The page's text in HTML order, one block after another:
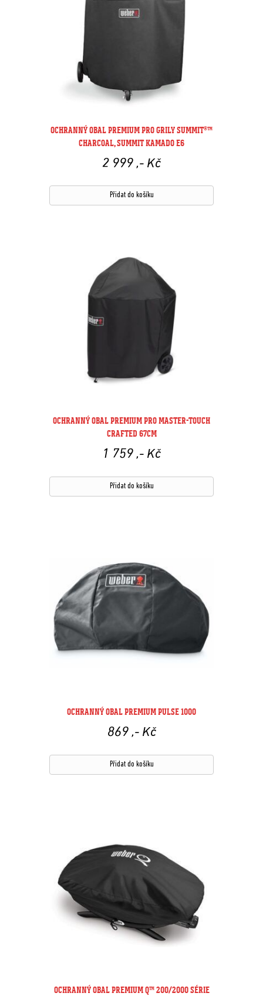
OCHRANNÝ OBAL PREMIUM PRO GRILY SUMMIT®™
CHARCOAL, SUMMIT KAMADO E6
2 999 ,- Kč
Přidat do košíku
OCHRANNÝ OBAL PREMIUM PRO MASTER-TOUCH
CRAFTED 67CM
1 759 ,- Kč
Přidat do košíku
OCHRANNÝ OBAL PREMIUM PULSE 1000
869 ,- Kč
Přidat do košíku
OCHRANNÝ OBAL PREMIUM Q™ 200/2000 SÉRIE